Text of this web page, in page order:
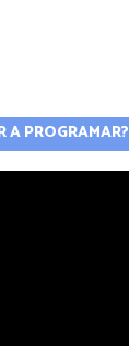
A PROGRAMAR?